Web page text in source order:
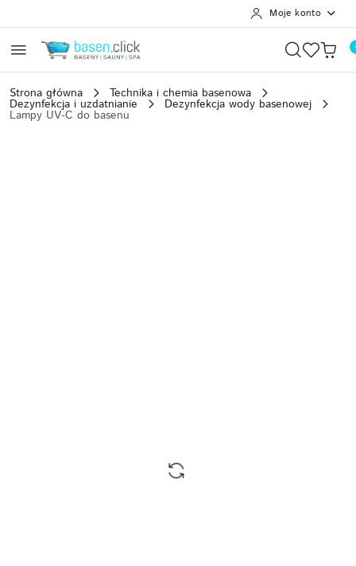
Moje konto
Strona główna Technika i chemia basenowa
Dezynfekcja i uzdatnianie Dezynfekcja wody basenowej
Lampy UV-C do basenu